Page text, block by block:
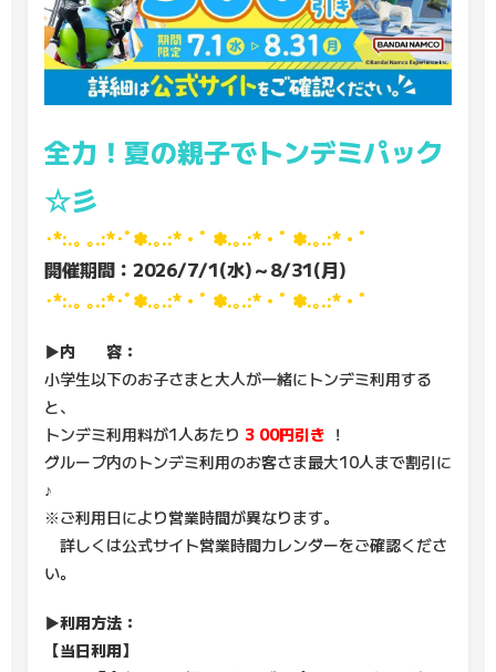
全力！夏の親子でトンデミパック
☆彡
･*:.｡ ｡.:*･ﾟ✽.｡.:*・ﾟ ✽.｡.:*・ﾟ ✽.｡.:*・ﾟ
開催期間：2026/7/1(水)～8/31(月)
･*:.｡ ｡.:*･ﾟ✽.｡.:*・ﾟ ✽.｡.:*・ﾟ ✽.｡.:*・ﾟ
▶内 容：
小学生以下のお子さまと大人が一緒にトンデミ利用する
と、
トンデミ利用料が1人あたり 3 00円引き ！
グループ内のトンデミ利用のお客さま最大10人まで割引に
♪
※ご利用日により営業時間が異なります。
詳しくは公式サイト営業時間カレンダーをご確認くださ
い。
▶利用方法：
【当日利用】